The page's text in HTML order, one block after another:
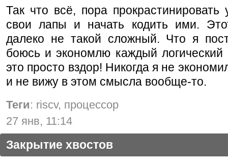
Так что всё, пора прокрастинировать
свои лапы и начать кодить ими.
далеко не такой сложный. Что я
боюсь и экономлю каждый логический
это просто вздор! Никогда я не
и не вижу в этом смысла вообще-то.
Теги: riscv, процессор
27 янв, 11:14
Закрытие хвостов